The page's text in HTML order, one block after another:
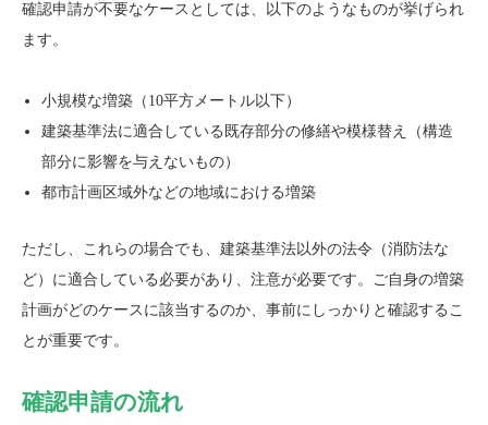
確認申請が不要なケースとしては、以下のようなものが挙げられ
ます。
小規模な増築（10平方メートル以下）
建築基準法に適合している既存部分の修繕や模様替え（構造
部分に影響を与えないもの）
都市計画区域外などの地域における増築
ただし、これらの場合でも、建築基準法以外の法令（消防法な
ど）に適合している必要があり、注意が必要です。ご自身の増築
計画がどのケースに該当するのか、事前にしっかりと確認するこ
とが重要です。
確認申請の流れ